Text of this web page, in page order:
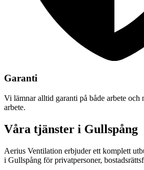
Garanti
Vi lämnar alltid garanti på både arbete och
arbete.
Våra tjänster i Gullspång
Aerius Ventilation erbjuder ett komplett
i Gullspång för privatpersoner,